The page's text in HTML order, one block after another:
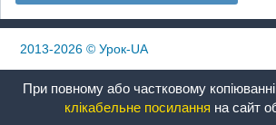
2013-2026© Урок-UA
При повному або частковому копіюванні
клікабельне посилання на сайт